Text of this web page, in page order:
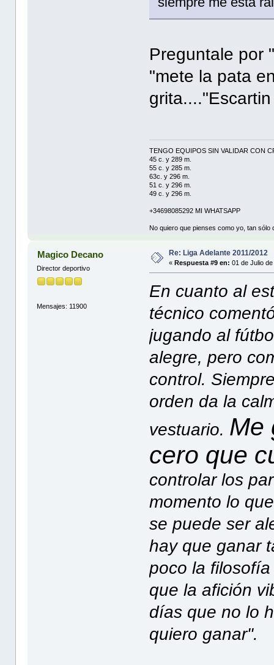
Preguntale por
"mete la pata
TENGO EQUIPOS SIN VALIDAR CON
45 c. y 289 m.
55 c. y 285 m.
63c. y 296 m.
51 c. y 296 m.
49 c. y 296 m.
+34698085292 MI WHATSAPP
No quiero que pienses como yo, tan sólo
Magico Decano
Director deportivo
Mensajes: 11900
Re: Liga Adelante 2011/2012
« Respuesta #9 en: 01 de Julio
En cuanto al
técnico
jugando al
alegre, pero
control.
orden da la
vestuario. Me
cero que
controlar los
momento lo
se puede ser
hay que ganar
poco la
que la afición
días que no lo
quiero ganar".